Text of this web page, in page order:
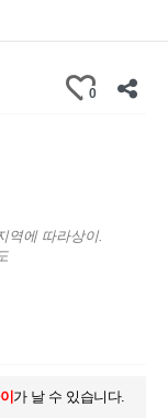
0
역에 따라상이.
가 날 수 있습니다.